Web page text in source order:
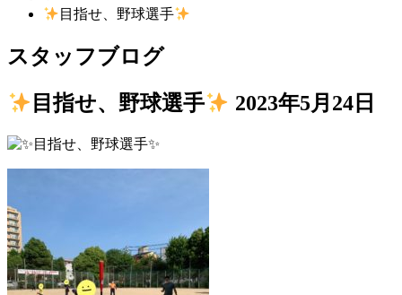
目指せ、野球選手
スタッフブログ
目指せ、野球選手
2023年5月24日